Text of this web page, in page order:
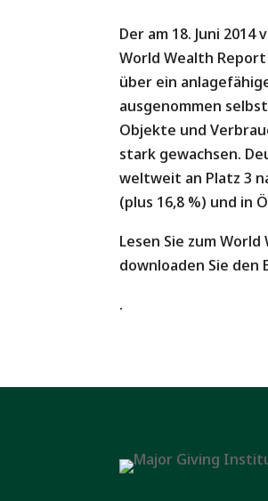
Der am 18. Juni
World Wealth
über ein
ausgenommen
Objekte und
stark gewachsen.
weltweit an Platz 3
(plus 16,8 %) und in
Lesen Sie zum
downloaden Sie
.